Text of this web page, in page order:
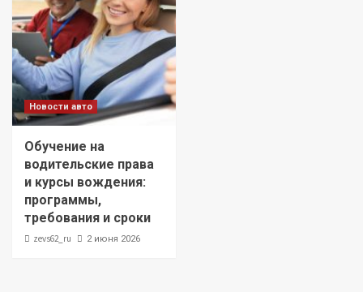
Новости авто
Обучение на
водительские права
и курсы вождения:
программы,
требования и сроки
zevs62_ru 2 июня 2026